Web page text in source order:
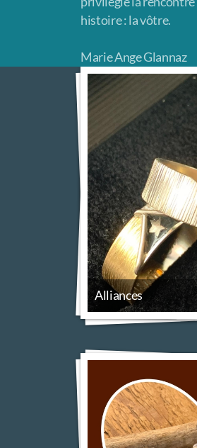
histoire : la vôtre.
Marie Ange Glannaz
Alliances